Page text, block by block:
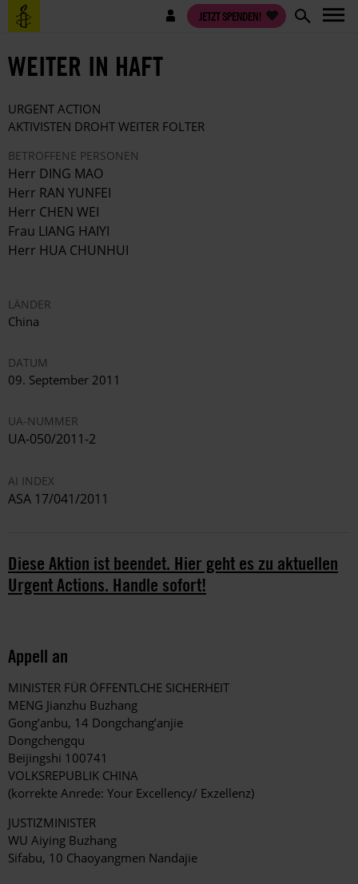
Direkt
zum
Benutzermenü JETZT SPENDEN!
WEITER IN HAFT
URGENT ACTION
AKTIVISTEN DROHT WEITER FOLTER
BETROFFENE PERSONEN
Herr DING MAO
Herr RAN YUNFEI
Herr CHEN WEI
Frau LIANG HAIYI
Herr HUA CHUNHUI
LÄNDER
China
DATUM
09. September 2011
UA-NUMMER
UA-050/2011-2
AI INDEX
ASA 17/041/2011
Diese Aktion ist beendet. Hier geht es zu aktuellen
Urgent Actions. Handle sofort!
Appell an
MINISTER FÜR ÖFFENTLCHE SICHERHEIT
MENG Jianzhu Buzhang
Gong’anbu, 14 Dongchang’anjie
Dongchengqu
Beijingshi 100741
VOLKSREPUBLIK CHINA
(korrekte Anrede: Your Excellency/ Exzellenz)
JUSTIZMINISTER
WU Aiying Buzhang
Sifabu, 10 Chaoyangmen Nandajie